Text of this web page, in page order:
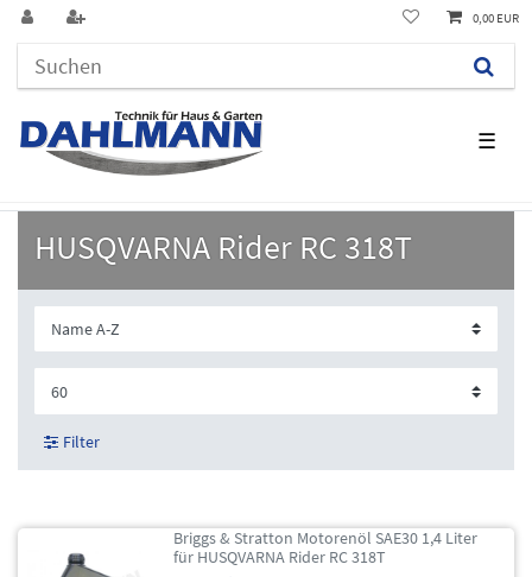
☰
0,00 EUR
HUSQVARNA Rider RC 318T
Filter
Briggs & Stratton Motorenöl SAE30 1,4 Liter
für HUSQVARNA Rider RC 318T